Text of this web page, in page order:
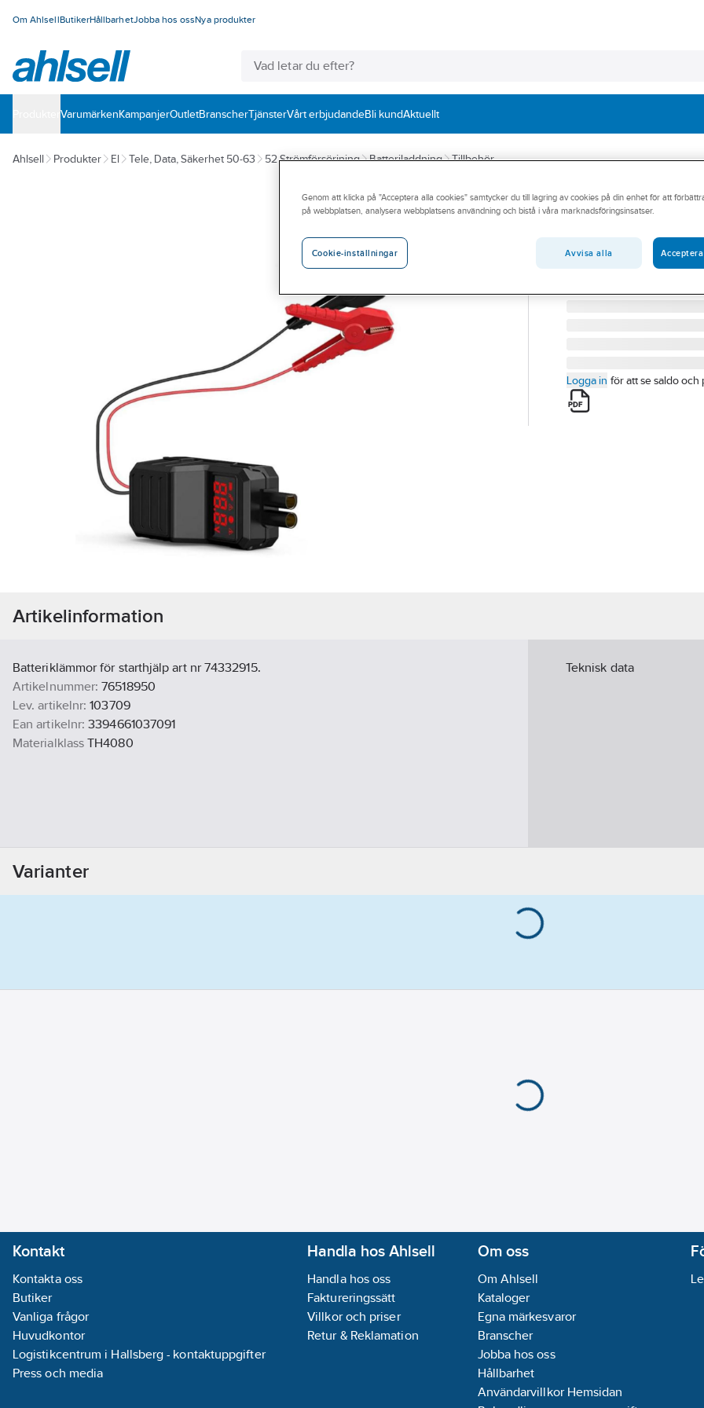
Om AhlsellButikerHållbarhetJobba hos ossNya produkter
VarumärkenKampanjerOutletBranscherTjänsterVårt erbjudandeBli kundAktuellt
Ahlsell Produkter El Tele, Data, Säkerhet 50-63 52 Strömförsörjning Batteriladdning Tillbehör
IRONSIDE
Startkabel
STARTKABLAR
Artikelnummer:
76518950
103709
Logga in för att se saldo och
Artikelinformation
Batteriklämmor för starthjälp art nr 74332915.
Artikelnummer: 76518950
Lev. artikelnr: 103709
Ean artikelnr: 3394661037091
Materialklass TH4080
Teknisk data
Varianter
Kontakt
Kontakta oss
Butiker
Vanliga frågor
Huvudkontor
Logistikcentrum i Hallsberg - kontaktuppgifter
Press och media
Handla hos Ahlsell
Handla hos oss
Faktureringssätt
Villkor och priser
Retur & Reklamation
Om oss
Om Ahlsell
Kataloger
Egna märkesvaror
Branscher
Jobba hos oss
Hållbarhet
Användarvillkor Hemsidan
Genom att klicka på "Acceptera alla cookies" samtycker du till lagring av cookies på din enhet för att
på webbplatsen, analysera webbplatsens användning och bistå i våra marknadsföringsinsatser.
Cookie-inställningar Avvisa alla